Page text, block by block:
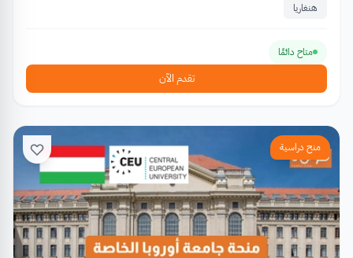
هنغاريا
متاح دائمًا
تقدم الآن
منح دراسية